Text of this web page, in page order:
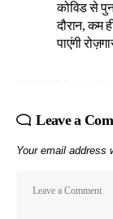
कोविड से
दौरान, कम
पाएंगी
Leave a
Your email address